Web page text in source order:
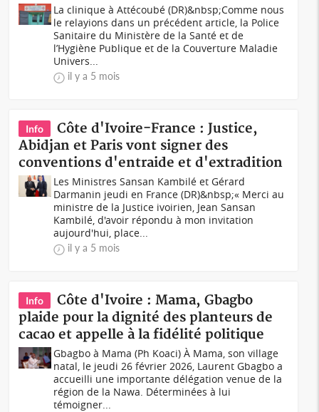
La clinique à Attécoubé (DR)&nbsp;Comme nous
le relayions dans un précédent article, la Police
Sanitaire du Ministère de la Santé et de
l’Hygiène Publique et de la Couverture Maladie
Univers...
il y a 5 mois
Info
Côte d'Ivoire-France : Justice,
Abidjan et Paris vont signer des
conventions d'entraide et d'extradition
Les Ministres Sansan Kambilé et Gérard
Darmanin jeudi en France (DR)&nbsp;« Merci au
ministre de la Justice ivoirien, Jean Sansan
Kambilé, d'avoir répondu à mon invitation
aujourd'hui, place...
il y a 5 mois
Info
Côte d'Ivoire : Mama, Gbagbo
plaide pour la dignité des planteurs de
cacao et appelle à la fidélité politique
Gbagbo à Mama (Ph Koaci) À Mama, son village
natal, le jeudi 26 février 2026, Laurent Gbagbo a
accueilli une importante délégation venue de la
région de la Nawa. Déterminées à lui
témoigner...